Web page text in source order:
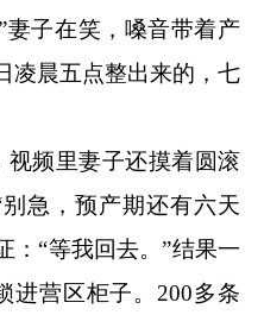
子在笑，嗓音带着产
凌晨五点整出来的，七
频里妻子还摸着圆滚
急，预产期还有六天
：“等我回去。”结果一
进营区柜子。200多条